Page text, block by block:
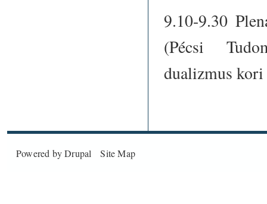
9.10-9.30
(Pécsi
dualizmus kori
Powered byDrupal Site Map